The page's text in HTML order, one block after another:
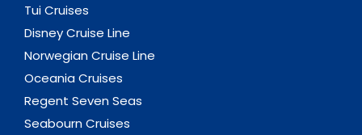
Tui Cruises
Disney Cruise Line
Norwegian Cruise Line
Oceania Cruises
Regent Seven Seas
Seabourn Cruises